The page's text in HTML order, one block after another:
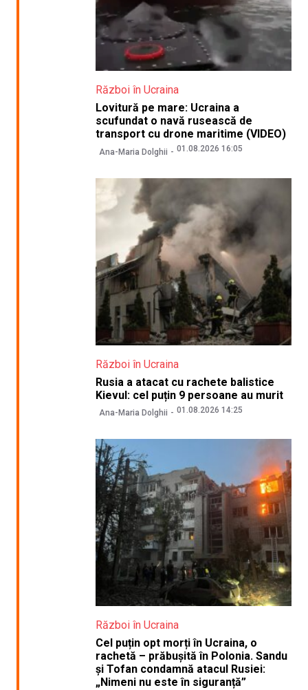
Război în Ucraina
Lovitură pe mare: Ucraina a
scufundat o navă rusească de
transport cu drone maritime (VIDEO)
Ana-Maria Dolghii 01.08.2026 16:05
Război în Ucraina
Rusia a atacat cu rachete balistice
Kievul: cel puțin 9 persoane au murit
Ana-Maria Dolghii 01.08.2026 14:25
Război în Ucraina
Cel puțin opt morți în Ucraina, o
rachetă – prăbușită în Polonia. Sandu
și Tofan condamnă atacul Rusiei:
„Nimeni nu este în siguranță”